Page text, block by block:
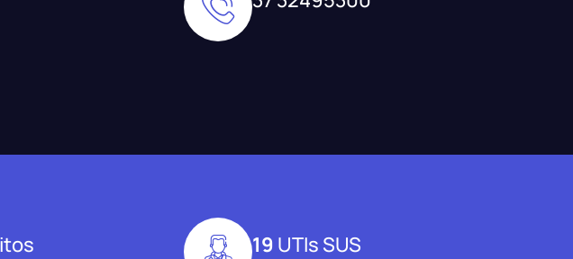
19 UTIs SUS